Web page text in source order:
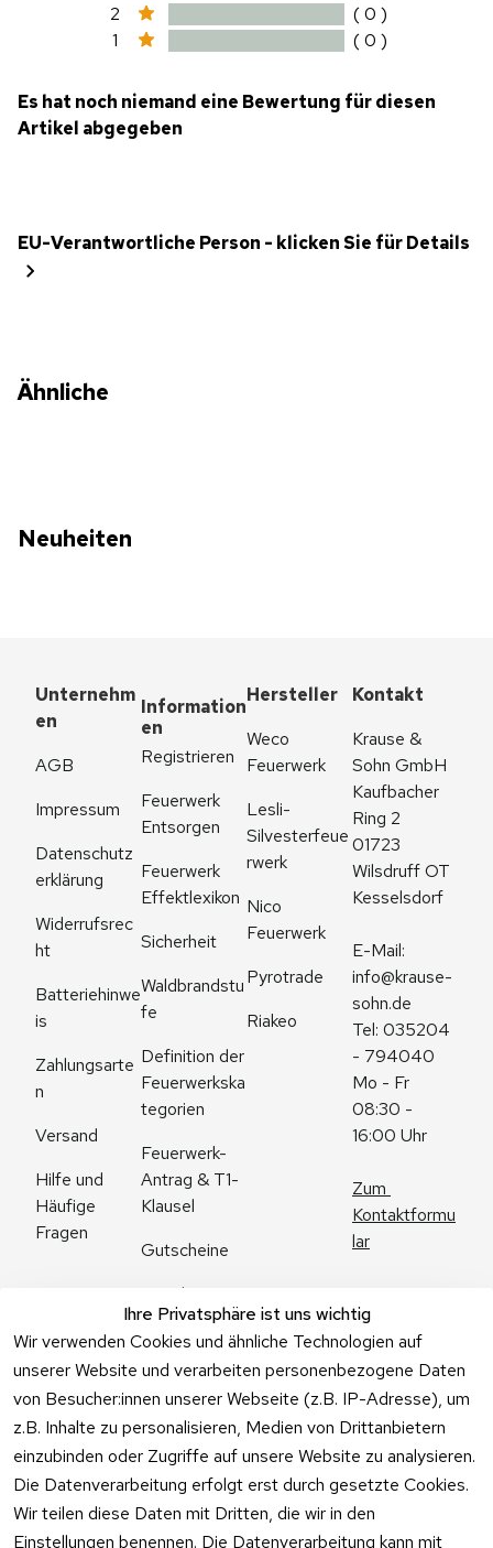
2
( 0 )
1
( 0 )
Es hat noch niemand eine Bewertung für diesen
Artikel abgegeben
EU-Verantwortliche Person - klicken Sie für Details
Ähnliche
Neuheiten
Ihre Privatsphäre ist uns wichtig
Wir verwenden Cookies und ähnliche Technologien auf
unserer Website und verarbeiten personenbezogene Daten
von Besucher:innen unserer Webseite (z.B. IP-Adresse), um
z.B. Inhalte zu personalisieren, Medien von Drittanbietern
einzubinden oder Zugriffe auf unsere Website zu analysieren.
Die Datenverarbeitung erfolgt erst durch gesetzte Cookies.
Wir teilen diese Daten mit Dritten, die wir in den
Einstellungen benennen. Die Datenverarbeitung kann mit
Unternehm
en
AGB
Impressum
Datenschutz
erklärung
Widerrufsrec
ht
Batteriehinwe
is
Zahlungsarte
n
Versand
Hilfe und
Häufige
Fragen
Information
en
Registrieren
Feuerwerk
Entsorgen
Feuerwerk
Effektlexikon
Sicherheit
Waldbrandstu
fe
Definition der
Feuerwerkska
tegorien
Feuerwerk-
Antrag & T1-
Klausel
Gutscheine
Angebote
Feuerwerk
Online kaufen
Hersteller
Weco
Feuerwerk
Lesli-
Silvesterfeue
rwerk
Nico
Feuerwerk
Pyrotrade
Riakeo
Kontakt
Krause &
Sohn GmbH
Kaufbacher
Ring 2
01723
Wilsdruff OT
Kesselsdorf
info@krause-
sohn.de
Tel: 035204
- 794040
Mo - Fr
08:30 -
16:00 Uhr
Zum
Kontaktformu
lar
Vertrag
widerrufen